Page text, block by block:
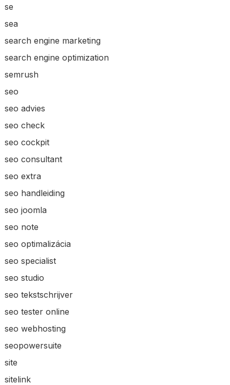
se
sea
search engine marketing
search engine optimization
semrush
seo
seo advies
seo check
seo cockpit
seo consultant
seo extra
seo handleiding
seo joomla
seo note
seo optimalizácia
seo specialist
seo studio
seo tekstschrijver
seo tester online
seo webhosting
seopowersuite
site
sitelink